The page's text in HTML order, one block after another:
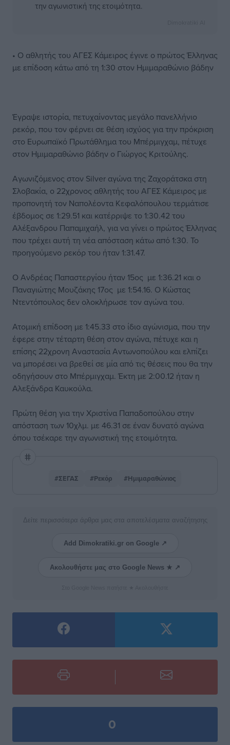
την αγωνιστική της ετοιμότητα.
• Ο αθλητής του ΑΓΕΣ Κάμειρος έγινε ο πρώτος Έλληνας
με επίδοση κάτω από τη 1:30 στον Ημιμαραθώνιο βάδην
Έγραψε ιστορία, πετυχαίνοντας μεγάλο πανελλήνιο
ρεκόρ, που τον φέρνει σε θέση ισχύος για την πρόκριση
στο Ευρωπαϊκό Πρωτάθλημα του Μπέρμιγχαμ, πέτυχε
στον Ημιμαραθώνιο βάδην ο Γιώργος Κριτούλης.
Αγωνιζόμενος στον Silver αγώνα της Ζαχοράτσκα στη
Σλοβακία, ο 22χρονος αθλητής του ΑΓΕΣ Κάμειρος με
προπονητή τον Ναπολέοντα Κεφαλόπουλου τερμάτισε
έβδομος σε 1:29.51 και κατέρριψε το 1:30.42 του
Αλέξανδρου Παπαμιχαήλ, για να γίνει ο πρώτος Έλληνας
που τρέχει αυτή τη νέα απόσταση κάτω από 1:30. Το
προηγούμενο ρεκόρ του ήταν 1:31.47.
Ο Ανδρέας Παπαστεργίου ήταν 15ος με 1:36.21 και ο
Παναγιώτης Μουζάκης 17ος με 1:54.16. Ο Κώστας
Ντεντόπουλος δεν ολοκλήρωσε τον αγώνα του.
Ατομική επίδοση με 1:45.33 στο ίδιο αγώνισμα, που την
έφερε στην τέταρτη θέση στον αγώνα, πέτυχε και η
επίσης 22χρονη Αναστασία Αντωνοπούλου και ελπίζει
να μπορέσει να βρεθεί σε μία από τις θέσεις που θα την
οδηγήσουν στο Μπέρμιγχαμ. Έκτη με 2:00.12 ήταν η
Αλεξάνδρα Καυκούλα.
Πρώτη θέση για την Χριστίνα Παπαδοπούλου στην
απόσταση των 10χλμ. με 46.31 σε έναν δυνατό αγώνα
όπου τσέκαρε την αγωνιστική της ετοιμότητα.
#ΣΕΓΑΣ #Ρεκόρ #Ημιμαραθώνιος
Δείτε περισσότερα άρθρα μας στα αποτελέσματα αναζήτησης
Add Dimokratiki.gr on Google ↗
Ακολουθήστε μας στο Google News ★ ↗
0